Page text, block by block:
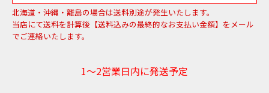
北海道・沖縄・離島の場合は送料別途が発生いたします。
当店にて送料を計算後【送料込みの最終的なお支払い金額】をメール
でご連絡いたします。
1～2営業日内に発送予定